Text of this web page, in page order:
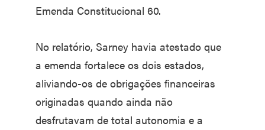
Emenda Constitucional 60.
No relatório, Sarney havia atestado que
a emenda fortalece os dois estados,
aliviando-os de obrigações financeiras
originadas quando ainda não
desfrutavam de total autonomia e a